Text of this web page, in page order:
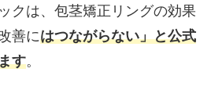
クは、包茎矯正リングの効果
善にはつながらない」と公式
す。